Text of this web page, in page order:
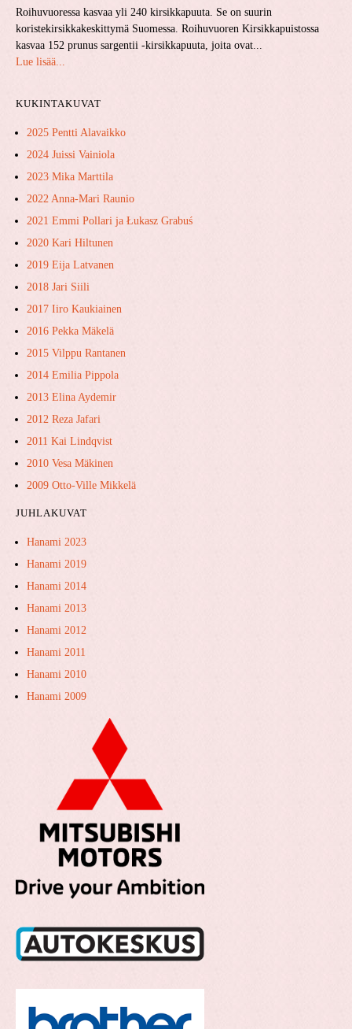
Roihuvuoressa kasvaa yli 240 kirsikkapuuta. Se on suurin
koristekirsikkakeskittymä Suomessa. Roihuvuoren Kirsikkapuistossa
kasvaa 152 prunus sargentii -kirsikkapuuta, joita ovat...
Lue lisää...
KUKINTAKUVAT
2025 Pentti Alavaikko
2024 Juissi Vainiola
2023 Mika Marttila
2022 Anna-Mari Raunio
2021 Emmi Pollari ja ​Łukasz ​Grabuś
2020 Kari Hiltunen
2019 Eija Latvanen
2018 Jari Siili
2017 Iiro Kaukiainen
2016 Pekka Mäkelä
2015 Vilppu Rantanen
2014 Emilia Pippola
2013 Elina Aydemir
2012 Reza Jafari
2011 Kai Lindqvist
2010 Vesa Mäkinen
2009 Otto-Ville Mikkelä
JUHLAKUVAT
Hanami 2023
Hanami 2019
Hanami 2014
Hanami 2013
Hanami 2012
Hanami 2011
Hanami 2010
Hanami 2009